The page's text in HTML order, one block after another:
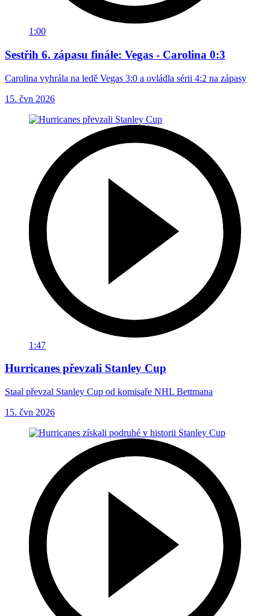
1:00
Sestřih 6. zápasu finále: Vegas - Carolina 0:3
Carolina vyhrála na ledě Vegas 3:0 a ovládla sérii 4:2 na zápasy
15. čvn 2026
1:47
Hurricanes převzali Stanley Cup
Staal převzal Stanley Cup od komisaře NHL Bettmana
15. čvn 2026